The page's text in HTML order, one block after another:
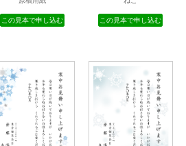
ASJ-WI-019L
原稿用紙
この見本で申し込む
ASJ-WI-020L
ねこ
この見本で申し込む